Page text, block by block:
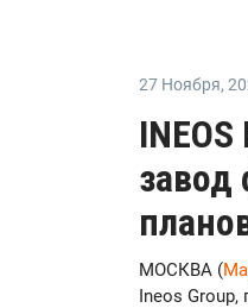
27 Ноября,
завод
МОСКВА (
Ineos